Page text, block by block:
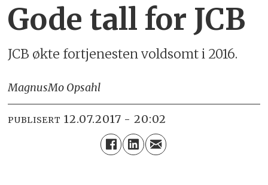
Gode tall for JCB
JCB økte fortjenesten voldsomt i 2016.
MagnusMo Opsahl
PUBLISERT 12.07.2017 - 20:02